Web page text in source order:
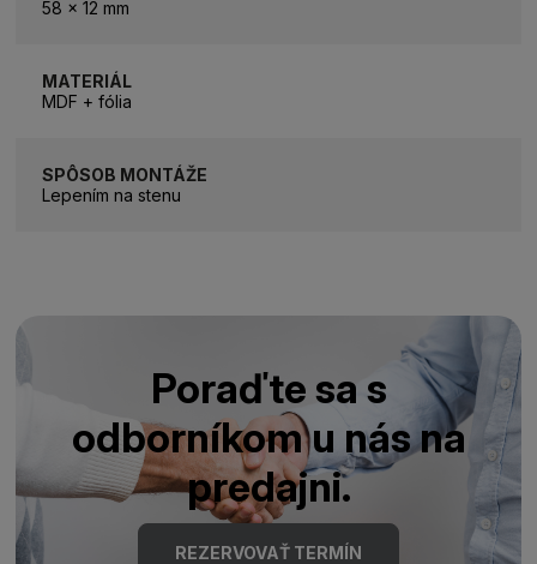
58 x 12 mm
MATERIÁL
MDF + fólia
SPÔSOB MONTÁŽE
Lepením na stenu
Poraďte sa s
odborníkom u nás na
predajni.
REZERVOVAŤ TERMÍN